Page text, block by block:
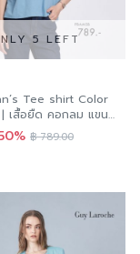
5 LEFT
Tee shirt Color
เสื้อยืด คอกลม แขนล้ำ
สีฟ้าอมเทา PBAMSB
฿789.00